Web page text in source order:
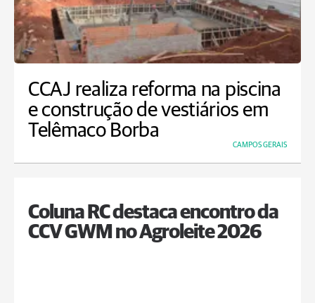
CCAJ realiza reforma na piscina
e construção de vestiários em
Telêmaco Borba
CAMPOS GERAIS
Coluna RC destaca encontro da
CCV GWM no Agroleite 2026